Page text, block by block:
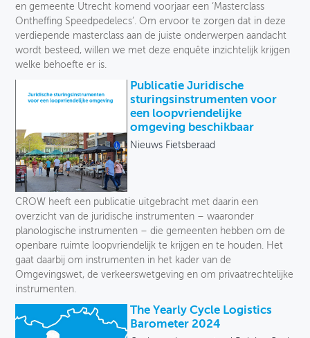
en gemeente Utrecht komend voorjaar een ‘Masterclass
Ontheffing Speedpedelecs’. Om ervoor te zorgen dat in deze
verdiepende masterclass aan de juiste onderwerpen aandacht
wordt besteed, willen we met deze enquête inzichtelijk krijgen
welke behoefte er is.
Publicatie Juridische
sturingsinstrumenten voor
een loopvriendelijke
omgeving beschikbaar
Nieuws Fietsberaad
CROW heeft een publicatie uitgebracht met daarin een
overzicht van de juridische instrumenten – waaronder
planologische instrumenten – die gemeenten hebben om de
openbare ruimte loopvriendelijk te krijgen en te houden. Het
gaat daarbij om instrumenten in het kader van de
Omgevingswet, de verkeerswetgeving en om privaatrechtelijke
instrumenten.
The Yearly Cycle Logistics
Barometer 2024